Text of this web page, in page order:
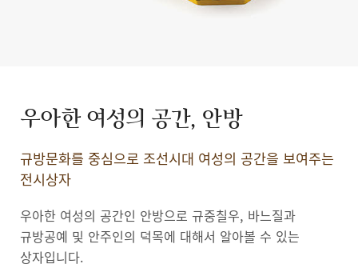
우아한 여성의 공간, 안방
규방문화를 중심으로 조선시대 여성의 공간을 보여주는
전시상자
우아한 여성의 공간인 안방으로 규중칠우, 바느질과
규방공예 및 안주인의 덕목에 대해서 알아볼 수 있는
상자입니다.